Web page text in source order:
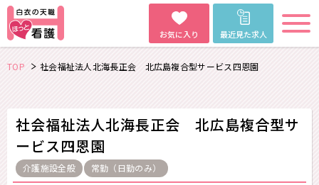
お気に入り 最近見た求人
TOP 社会福祉法人北海長正会 北広島複合型サービス四恩園
社会福祉法人北海長正会 北広島複合型サ
ービス四恩園
介護施設全般 常勤（日勤のみ）